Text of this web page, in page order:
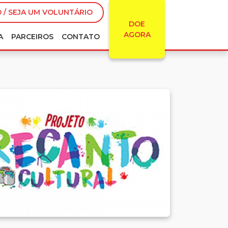
/ SEJA UM VOLUNTÁRIO
DOE
AGORA
PARCEIROS CONTATO